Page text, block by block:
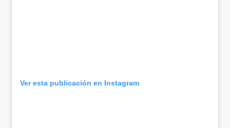
Ver esta publicación en Instagram